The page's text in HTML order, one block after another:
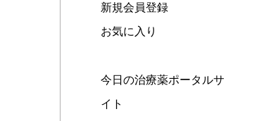
新規会員登録
お気に入り
今日の治療薬ポータルサ
イト